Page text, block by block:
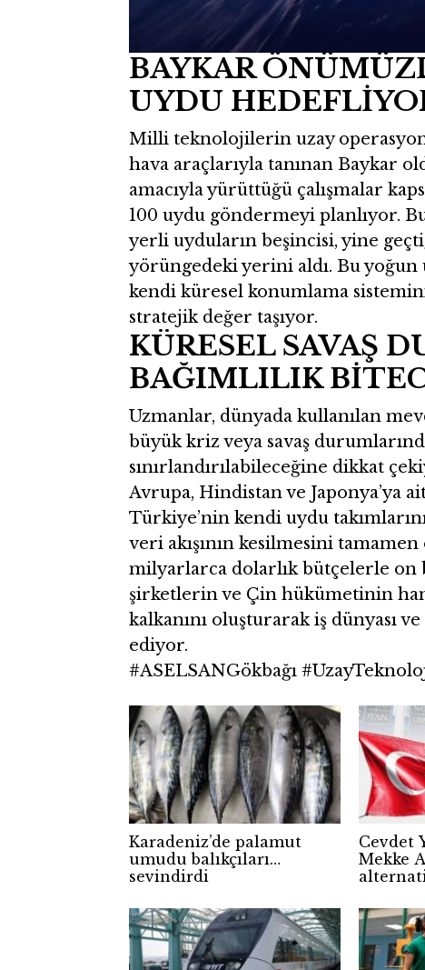
BAYKAR
UYDU
Milli teknolojilerin uzay
hava araçlarıyla tanınan Baykar
amacıyla yürüttüğü çalışmalar
100 uydu göndermeyi planlıyor.
yerli uyduların beşincisi, yine
yörüngedeki yerini aldı. Bu
kendi küresel konumlama
stratejik değer taşıyor.
KÜRESEL SAVAŞ
BAĞIMLILIK
Uzmanlar, dünyada kullanılan
büyük kriz veya savaş
sınırlandırılabileceğine dikkat
Avrupa, Hindistan ve Japonya’ya
Türkiye’nin kendi uydu
veri akışının kesilmesini
milyarlarca dolarlık bütçelerle on
şirketlerin ve Çin hükümetinin
kalkanını oluşturarak iş dünyası
ediyor.
#ASELSANGökbağı
Karadeniz’de palamut
umudu balıkçıları
sevindirdi
Cevdet
Mekke